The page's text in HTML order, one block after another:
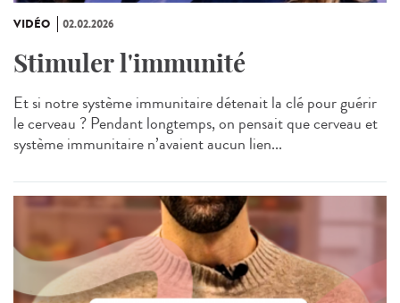
VIDÉO 02.02.2026
Stimuler l'immunité
Et si notre système immunitaire détenait la clé pour guérir
le cerveau ? Pendant longtemps, on pensait que cerveau et
système immunitaire n’avaient aucun lien...